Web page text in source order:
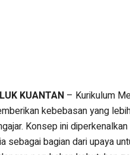
KUANTAN – Kurikulum
kebebasan yang
Konsep ini
sebagai bagian dari upaya